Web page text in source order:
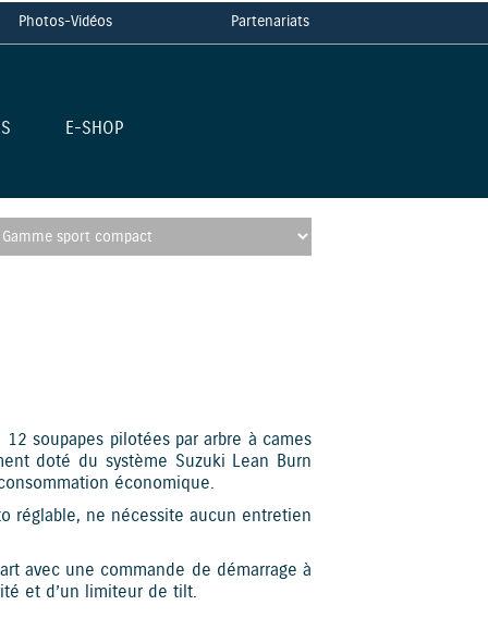
Photos-Vidéos Partenariats
E-SHOP
soupapes pilotées par arbre à cames
doté du système Suzuki Lean Burn
économique.
réglable, ne nécessite aucun entretien
avec une commande de démarrage à
et d’un limiteur de tilt.